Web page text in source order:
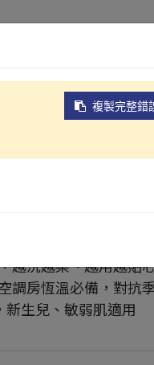
母嬰呵護 棉紡
層紗防
越洗越柔、越用越貼
調房恆溫必備，對抗
新生兒、敏弱肌適用
複製完整錯